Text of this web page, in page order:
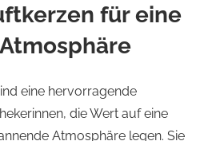
für eine
eine hervorragende
die Wert auf eine
Atmosphäre legen. Sie